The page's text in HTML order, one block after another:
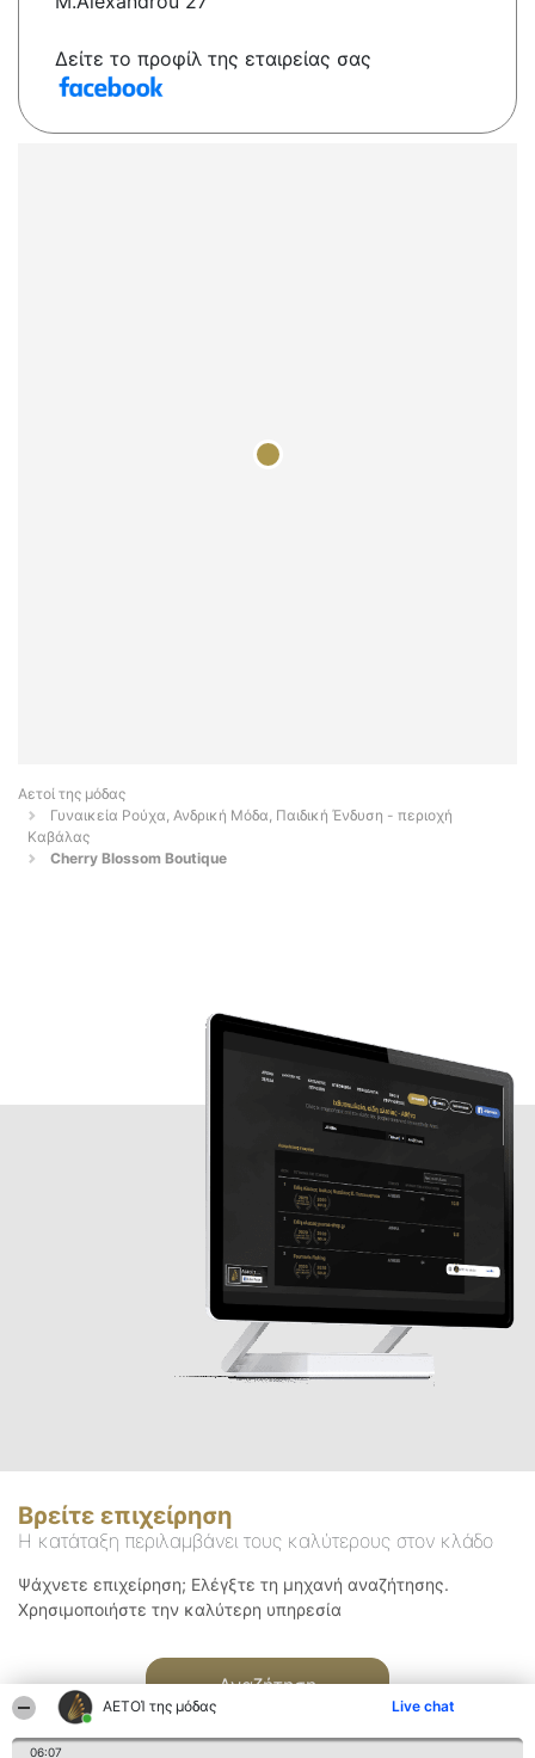
ΑΕΤΟΊ της μόδας Live chat
06:07
Δείτε το προφίλ της εταιρείας σας
Αετοί της μόδας
Γυναικεία Ρούχα, Ανδρική Μόδα, Παιδική Ένδυση - περιοχή
Καβάλας
Cherry Blossom Boutique
Βρείτε επιχείρηση
Η κατάταξη περιλαμβάνει τους καλύτερους στον κλάδο
Ψάχνετε επιχείρηση; Ελέγξτε τη μηχανή αναζήτησης.
Χρησιμοποιήστε την καλύτερη υπηρεσία
Αναζήτηση